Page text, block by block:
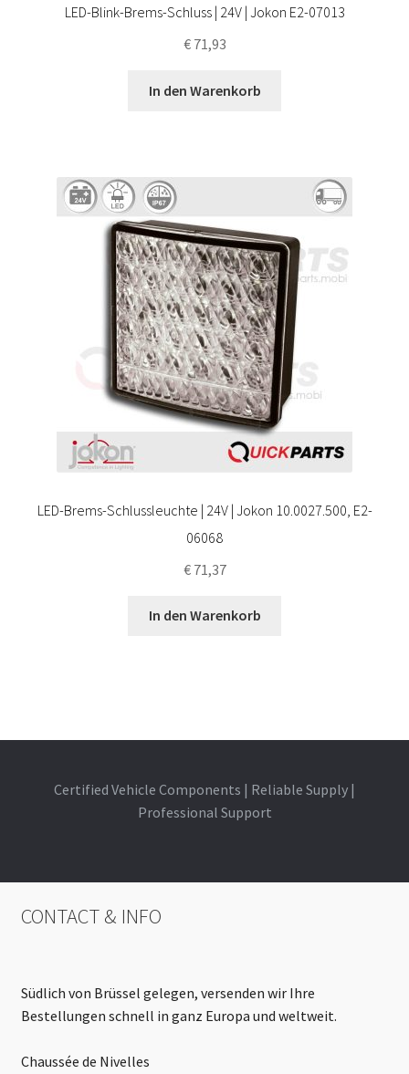
LED-Blink-Brems-Schluss | 24V | Jokon E2-07013
€71,93
In den Warenkorb
LED-Brems-Schlussleuchte | 24V | Jokon 10.0027.500, E2-
06068
€71,37
In den Warenkorb
Certified Vehicle Components | Reliable Supply |
Professional Support
CONTACT & INFO
Südlich von Brüssel gelegen, versenden wir Ihre
Bestellungen schnell in ganz Europa und weltweit.
Chaussée de Nivelles